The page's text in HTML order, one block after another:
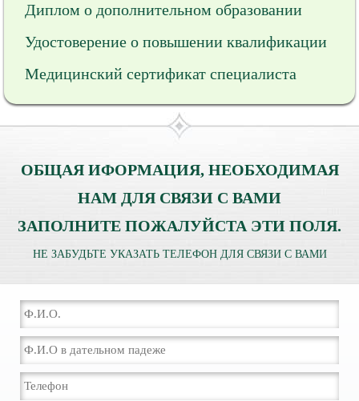
Диплом о дополнительном образовании
Удостоверение о повышении квалификации
Медицинский сертификат специалиста
ОБЩАЯ ИФОРМАЦИЯ, НЕОБХОДИМАЯ
НАМ ДЛЯ СВЯЗИ С ВАМИ
ЗАПОЛНИТЕ ПОЖАЛУЙСТА ЭТИ ПОЛЯ.
НЕ ЗАБУДЬТЕ УКАЗАТЬ ТЕЛЕФОН ДЛЯ СВЯЗИ С ВАМИ